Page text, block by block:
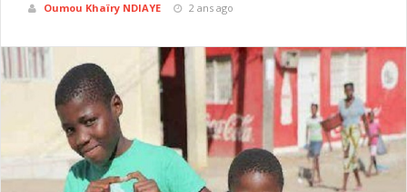
Oumou Khaïry NDIAYE 2 ans ago